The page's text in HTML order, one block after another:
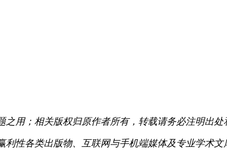
用；相关版权归原作者所有，转载请务必注明出处
性各类出版物、互联网与手机端媒体及专业学术文